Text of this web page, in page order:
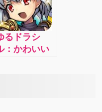
く
the vital
resource:
Mana
Crystals!
るドラシ
：かわいい